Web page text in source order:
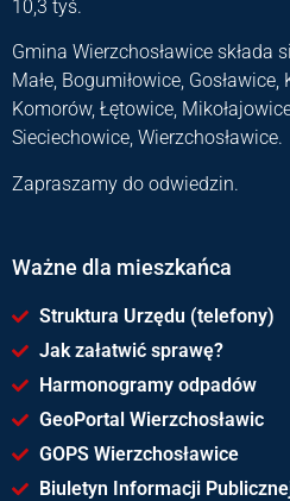
10,3 tyś.
Gmina Wierzchosławice składa
Małe, Bogumiłowice,
Komorów, Łętowice,
Sieciechowice, Wierzchosławice.
Zapraszamy do odwiedzin.
Ważne dla mieszkańca
Struktura Urzędu (telefony)
Jak załatwić sprawę?
Harmonogramy odpadów
GeoPortal Wierzchosławic
GOPS Wierzchosławice
Biuletyn Informacji